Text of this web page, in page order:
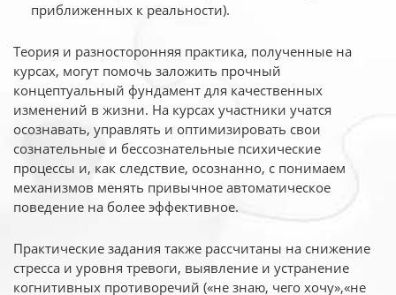
приближенных к реальности).
Теория и разносторонняя практика, полученные на
курсах, могут помочь заложить прочный
концептуальный фундамент для качественных
изменений в жизни. На курсах участники учатся
осознавать, управлять и оптимизировать свои
сознательные и бессознательные психические
процессы и, как следствие, осознанно, с понимаем
механизмов менять привычное автоматическое
поведение на более эффективное.
Практические задания также рассчитаны на снижение
стресса и уровня тревоги, выявление и устранение
когнитивных противоречий («не знаю, чего хочу»,«не